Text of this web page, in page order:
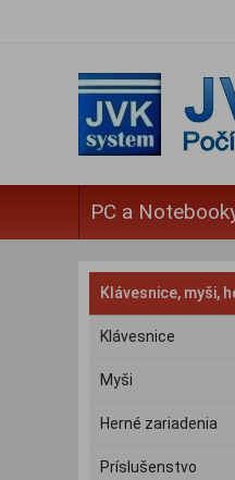
PC a
Klávesnice, myši,
Klávesnice
Myši
Herné zariadenia
Príslušenstvo